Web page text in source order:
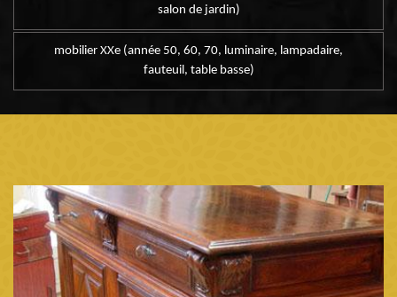
salon de jardin)
mobilier XXe (année 50, 60, 70, luminaire, lampadaire,
fauteuil, table basse)